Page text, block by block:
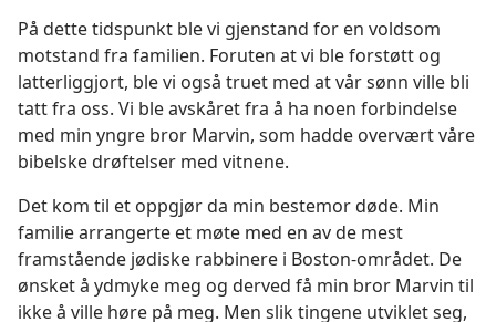
På dette tidspunkt ble vi gjenstand for en voldsom
motstand fra familien. Foruten at vi ble forstøtt og
latterliggjort, ble vi også truet med at vår sønn ville bli
tatt fra oss. Vi ble avskåret fra å ha noen forbindelse
med min yngre bror Marvin, som hadde overvært våre
bibelske drøftelser med vitnene.
Det kom til et oppgjør da min bestemor døde. Min
familie arrangerte et møte med en av de mest
framstående jødiske rabbinere i Boston-området. De
ønsket å ydmyke meg og derved få min bror Marvin til
ikke å ville høre på meg. Men slik tingene utviklet seg,